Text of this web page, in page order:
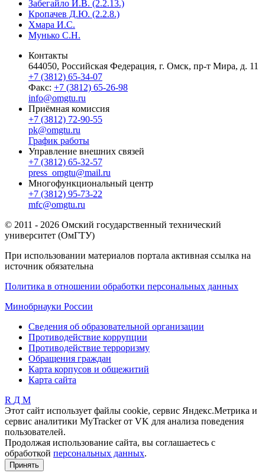
Забегайло И.В. (2.2.13.)
Кропачев Д.Ю. (2.2.8.)
Хмара И.С.
Мунько С.Н.
Контакты
644050, Российская Федерация, г. Омск, пр-т Мира, д. 11
+7 (3812) 65-34-07
Факс: +7 (3812) 65-26-98
info@omgtu.ru
Приёмная комиссия
+7 (3812) 72-90-55
pk@omgtu.ru
График работы
Управление внешних связей
+7 (3812) 65-32-57
press_omgtu@mail.ru
Многофункциональный центр
+7 (3812) 95-73-22
mfc@omgtu.ru
© 2011 - 2026 Омский государственный технический
университет (ОмГТУ)
При использовании материалов портала активная ссылка на
источник обязательна
Политика в отношении обработки персональных данных
Минобрнауки России
Сведения об образовательной организации
Противодействие коррупции
Противодействие терроризму
Обращения граждан
Карта корпусов и общежитий
Карта сайта
R Д М
Этот сайт использует файлы cookie, сервис Яндекс.Метрика и
сервис аналитики MyTracker от VK для анализа поведения
пользователей.
Продолжая использование сайта, вы соглашаетесь с
обработкой персональных данных.
Принять